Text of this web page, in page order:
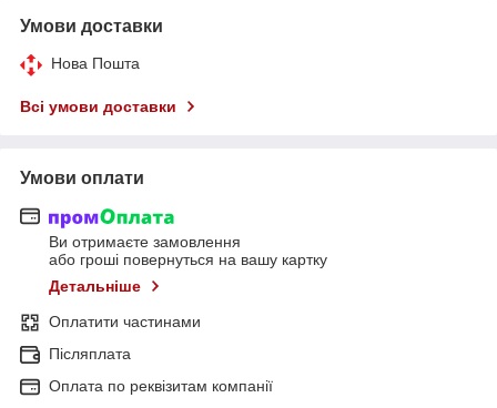
Умови доставки
Нова Пошта
Всі умови доставки
Умови оплати
Ви отримаєте замовлення
або гроші повернуться на вашу картку
Детальніше
Оплатити частинами
Післяплата
Оплата по реквізитам компанії